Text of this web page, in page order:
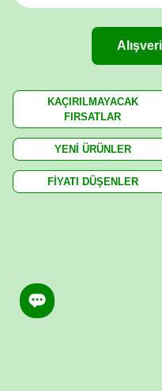
KAÇIRILMAYACAK
FIRSATLAR
YENİ ÜRÜNLER
FİYATI DÜŞENLER